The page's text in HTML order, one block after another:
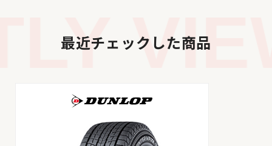
最近チェックした商品